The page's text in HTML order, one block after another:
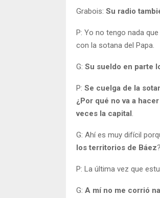
Grabois: Su radio
P: Yo no tengo nada
con la sotana del Papa.
G: Su sueldo en parte
P: Se cuelga de la
¿Por qué no va a
veces la capital.
G: Ahí es muy difícil
los territorios de Báez?
P: La última vez que
G: A mí no me corrió